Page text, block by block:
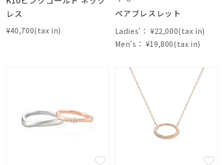
レス
¥40,700(tax in)
ペアブレスレット
Ladies'： ¥22,000(tax in)
Men's： ¥19,800(tax in)